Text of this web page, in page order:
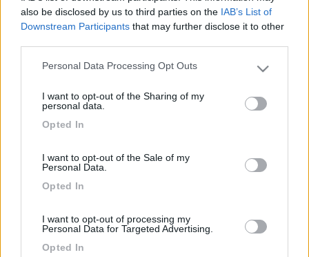
also be disclosed by us to third parties on the IAB’s List of
Downstream Participants that may further disclose it to other
Please note that this website/app uses one or more Google
not limited to your visit or usage behaviour. You may click to
grant or deny consent to Google and its third-party tags to
use your data for below specified purposes in below Google
Personal Data Processing Opt Outs
I want to opt-out of the Sharing of my
personal data.
Opted In
I want to opt-out of the Sale of my
Personal Data.
Opted In
I want to opt-out of processing my
Personal Data for Targeted Advertising.
Opted In
Inserito il13/01/2015 alle: 10:05:11
Ciao, noi ci siamo stati dal 18 al 27 aprile 2014, i tulipani non
https://www.camperonline.it/dia...[:D][^][:p][:)][:X]
38
Inserito il13/01/2015
Risposta al messaggio di barbagianni7169 inserito in
data 13/01/2015 10:05:11 (
Visualizza messaggio in nuova
finestra)>
PROMOfino al 29/08/26